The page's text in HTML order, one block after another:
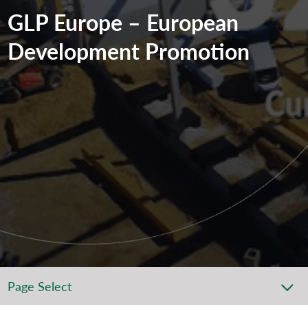
GLP Europe – European
Development Promotion
Page Select